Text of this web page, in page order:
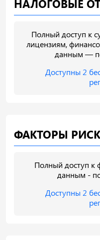
НАЛОГОВЫЕ
Полный доступ к
лицензиям,
данным —
Доступны 2
ФАКТОРЫ
Полный доступ к
данным -
Доступны 2